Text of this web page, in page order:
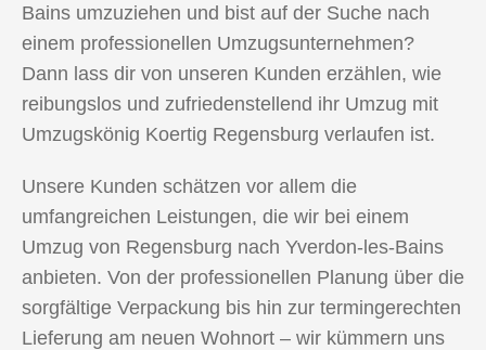
Bains umzuziehen und bist auf der Suche nach
einem professionellen Umzugsunternehmen?
Dann lass dir von unseren Kunden erzählen, wie
reibungslos und zufriedenstellend ihr Umzug mit
Umzugskönig Koertig Regensburg verlaufen ist.
Unsere Kunden schätzen vor allem die
umfangreichen Leistungen, die wir bei einem
Umzug von Regensburg nach Yverdon-les-Bains
anbieten. Von der professionellen Planung über die
sorgfältige Verpackung bis hin zur termingerechten
Lieferung am neuen Wohnort – wir kümmern uns